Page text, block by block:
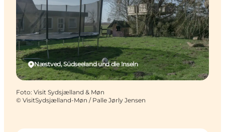
Næstved, Südseeland und die Inseln
Foto: Visit Sydsjælland & Møn
© VisitSydsjælland-Møn / Palle Jørly Jensen